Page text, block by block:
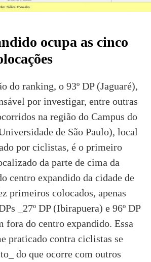
ocupa as cinco
do ranking, o 93º DP (Jaguaré),
por investigar, entre outras
na região do Campus do
de São Paulo), local
por ciclistas, é o primeiro
da parte de cima da
centro expandido da cidade de
primeiros colocados, apenas
_27º DP (Ibirapuera) e 96º DP
fora do centro expandido. Essa
praticado contra ciclistas se
do que ocorre com outros